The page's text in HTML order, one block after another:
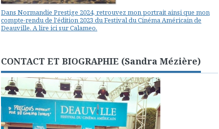
Dans Normandie Prestige 2024, retrouvez mon portrait ainsi que mon
compte-rendu de l'édition 2023 du Festival du Cinéma Américain de
Deauville. A lire ici sur Calameo.
CONTACT ET BIOGRAPHIE (Sandra Mézière)